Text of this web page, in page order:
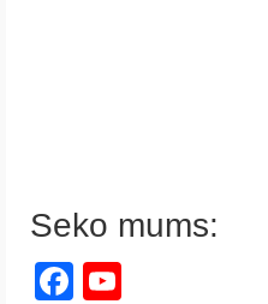
Seko mums:
Facebook